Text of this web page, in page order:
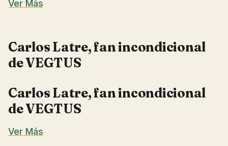
Ver Más
Carlos Latre, fan incondicional
de VEGTUS
Carlos Latre, fan incondicional
de VEGTUS
Ver Más